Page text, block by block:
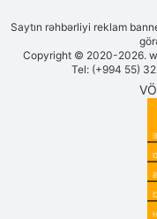
Saytın rəhbərliyi reklam
Copyright © 2020-2026.
Tel: (+994 55)